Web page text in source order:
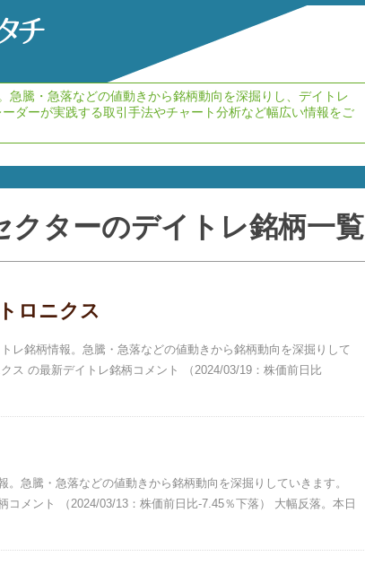
急騰・急落などの値動きから銘柄動向を深掘りし、デイトレ
ダーが実践する取引手法やチャート分析など幅広い情報をご
クターのデイトレ銘柄一覧
ロニクス
レ銘柄情報。急騰・急落などの値動きから銘柄動向を深掘りして
ス の最新デイトレ銘柄コメント （2024/03/19：株価前日比
急騰・急落などの値動きから銘柄動向を深掘りしていきます。
コメント （2024/03/13：株価前日比-7.45％下落） 大幅反落。本日